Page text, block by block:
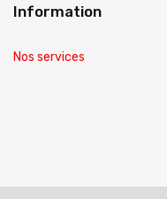
Information
Nos services